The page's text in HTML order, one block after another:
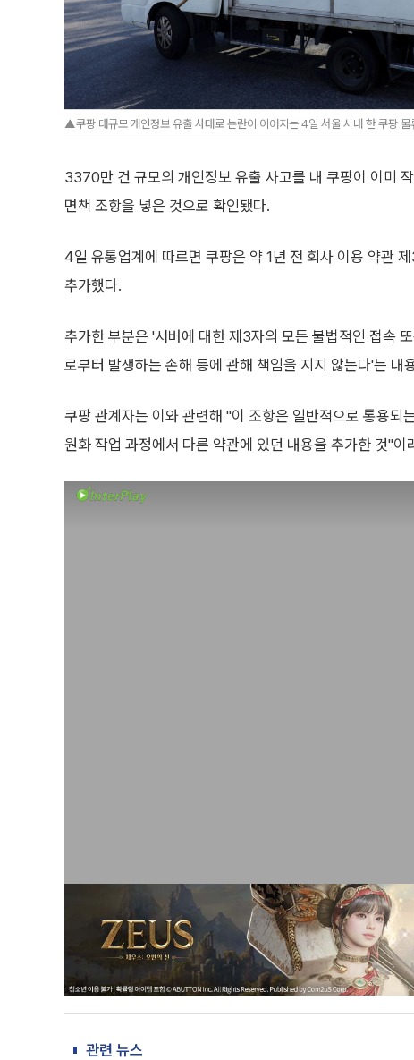
▲쿠팡 대규모 개인정보 유출 사태로 논란이 이어지는 4일 서울 시내 한 쿠팡
3370만 건 규모의 개인정보 유출 사고를 내 쿠팡이 이미
면책 조항을 넣은 것으로 확인됐다.
4일 유통업계에 따르면 쿠팡은 약 1년 전 회사 이용 약관
추가했다.
추가한 부분은 '서버에 대한 제3자의 모든 불법적인 접속
로부터 발생하는 손해 등에 관해 책임을 지지 않는다'는 내
쿠팡 관계자는 이와 관련해 "이 조항은 일반적으로 통용되
원화 작업 과정에서 다른 약관에 있던 내용을 추가한 것"이
관련 뉴스